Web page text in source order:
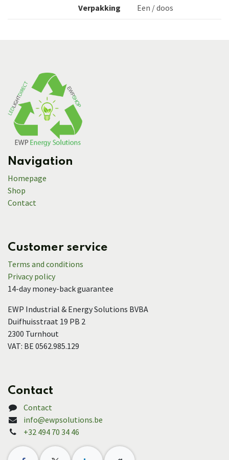
Verpakking Een / doos
Navigation
Homepage
Shop
Contact
Customer service
Terms and conditions
Privacy policy
14-day money-back guarantee
EWP Industrial & Energy Solutions BVBA
Duifhuisstraat 19 PB 2
2300 Turnhout
VAT: BE 0562.985.129
Contact
Contact
info@ewpsolutions.be
+32 494 70 34 46